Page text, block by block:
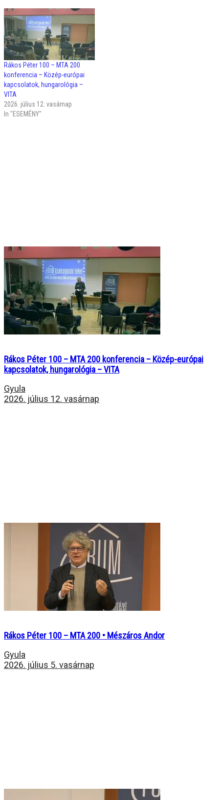
Rákos Péter 100 – MTA 200
konferencia – Közép-európai
kapcsolatok, hungarológia –
VITA
2026. július 12. vasárnap
In "ESEMÉNY"
Rákos Péter 100 – MTA 200 konferencia – Közép-európai
kapcsolatok, hungarológia – VITA
Gyula
2026. július 12. vasárnap
Rákos Péter 100 – MTA 200 • Mészáros Andor
Gyula
2026. július 5. vasárnap